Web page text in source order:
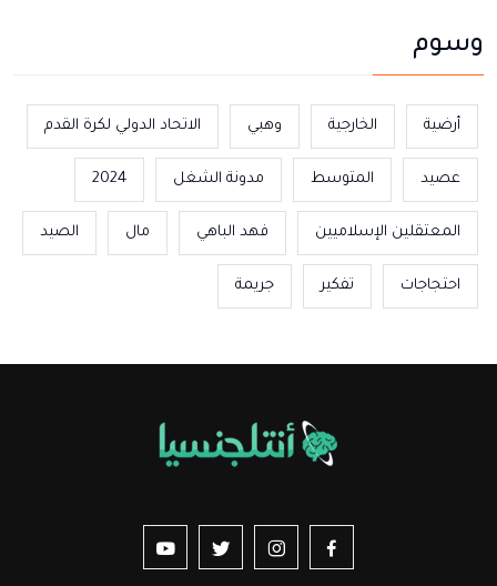
وسوم
أرضية الخارجية وهبي الاتحاد الدولي لكرة القدم
عصيد المتوسط مدونة الشغل 2024
المعتقلين الإسلاميين فهد الباهي مال الصيد
احتجاجات تفكير جريمة
Suivez-nous sur Facebook
nous sur Instagram
nous sur Twitter